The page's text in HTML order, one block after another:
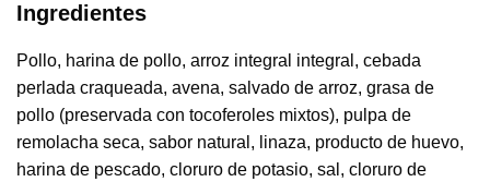
Ingredientes
Pollo, harina de pollo, arroz integral integral, cebada
perlada craqueada, avena, salvado de arroz, grasa de
pollo (preservada con tocoferoles mixtos), pulpa de
remolacha seca, sabor natural, linaza, producto de huevo,
harina de pescado, cloruro de potasio, sal, cloruro de